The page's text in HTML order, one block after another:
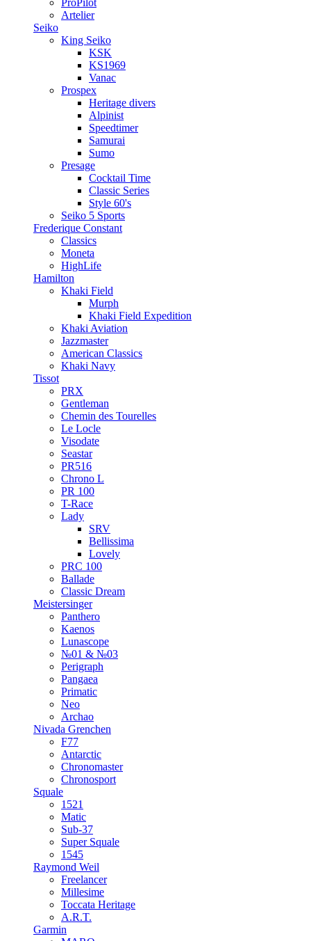
ProPilot
Artelier
Seiko
King Seiko
KSK
KS1969
Vanac
Prospex
Heritage divers
Alpinist
Speedtimer
Samurai
Sumo
Presage
Cocktail Time
Classic Series
Style 60's
Seiko 5 Sports
Frederique Constant
Classics
Moneta
HighLife
Hamilton
Khaki Field
Murph
Khaki Field Expedition
Khaki Aviation
Jazzmaster
American Classics
Khaki Navy
Tissot
PRX
Gentleman
Chemin des Tourelles
Le Locle
Visodate
Seastar
PR516
Chrono L
PR 100
T-Race
Lady
SRV
Bellissima
Lovely
PRC 100
Ballade
Classic Dream
Meistersinger
Panthero
Kaenos
Lunascope
№01 & №03
Perigraph
Pangaea
Primatic
Neo
Archao
Nivada Grenchen
F77
Antarctic
Chronomaster
Chronosport
Squale
1521
Matic
Sub-37
Super Squale
1545
Raymond Weil
Freelancer
Millesime
Toccata Heritage
A.R.T.
Garmin